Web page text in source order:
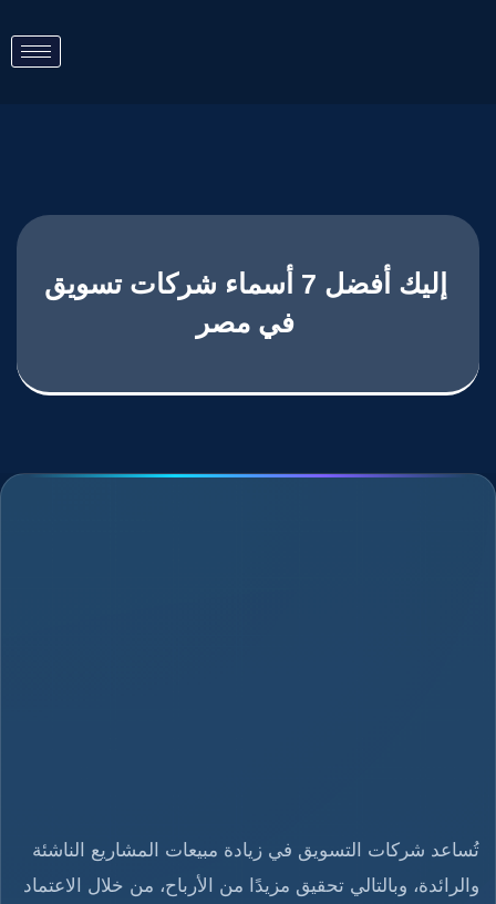
إليك أفضل 7 أسماء شركات تسويق
في مصر
تُساعد شركات التسويق في زيادة مبيعات المشاريع الناشئة
والرائدة، وبالتالي تحقيق مزيدًا من الأرباح، من خلال الاعتماد